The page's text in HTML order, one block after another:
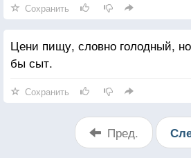
Сохранить
Цени пищу, словно голодный,
бы сыт.
Сохранить
Пред.